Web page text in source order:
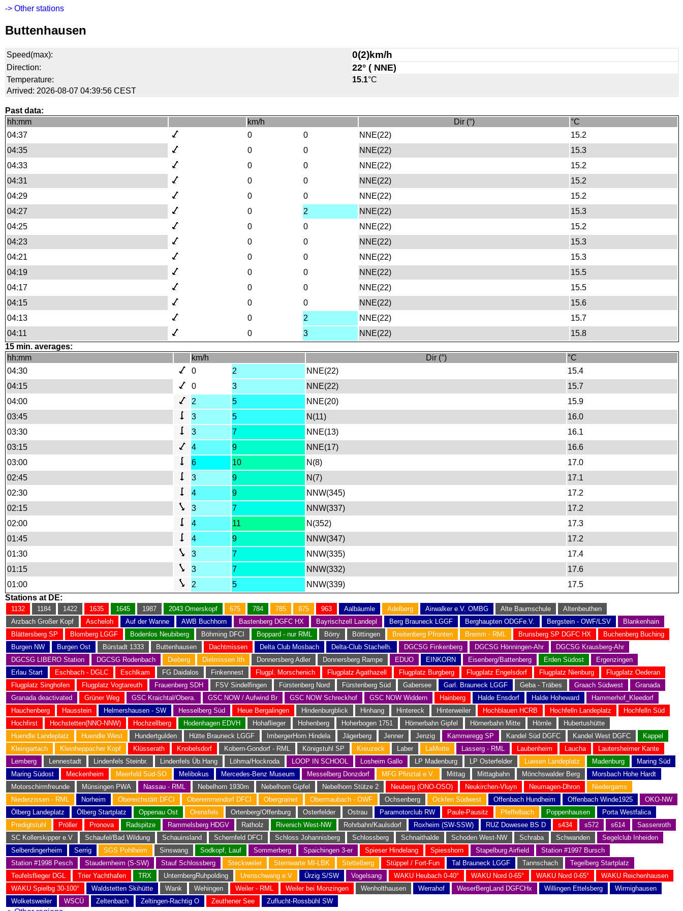
-> Other stations
Buttenhausen
Speed(max): 0(2)km/h
Direction: 22° ( NNE)
Temperature: 15.1°C
Arrived: 2026-08-07 04:39:56 CEST
Past data:
hh:mm
km/h Dir (°)
°C
04:37
0 0 NNE(22)
15.2
04:35
0 0 NNE(22)
15.3
04:33
0 0 NNE(22)
15.2
04:31
0 0 NNE(22)
15.2
04:29
0 0 NNE(22)
15.2
04:27
0 2 NNE(22)
15.3
04:25
0 0 NNE(22)
15.2
04:23
0 0 NNE(22)
15.3
04:21
0 0 NNE(22)
15.3
04:19
0 0 NNE(22)
15.5
04:17
0 0 NNE(22)
15.5
04:15
0 0 NNE(22)
15.6
04:13
0 2 NNE(22)
15.7
04:11
0 3 NNE(22)
15.8
15 min. averages:
hh:mm
km/h Dir (°)
°C
04:30
0 2 NNE(22)
15.4
04:15
0 3 NNE(22)
15.7
04:00
2 5 NNE(20)
15.9
03:45
3 5 N(11)
16.0
03:30
3 7 NNE(13)
16.1
03:15
4 9 NNE(17)
16.6
03:00
6 10 N(8)
17.0
02:45
3 9 N(7)
17.1
02:30
4 9 NNW(345)
17.2
02:15
3 7 NNW(337)
17.2
02:00
4 11 N(352)
17.3
01:45
4 9 NNW(347)
17.2
01:30
3 7 NNW(335)
17.4
01:15
3 7 NNW(332)
17.6
01:00
2 5 NNW(339)
17.5
Stations at DE:
1132 1184 1422 1635 1645 1987 2043 Omerskopf 675 784 785 875 963 Aalbäumle Adelberg Airwalker e.V. OMBG Alte Baumschule
Altenbeuthen
Arzbach Großer Kopf
Ascheloh Auf der Wanne AWB Buchhorn Bastenberg DGFC HX Bayrischzell Landepl Berg Brauneck LGGF Berghaupten ODGFe.V. Bergstein - OWF/LSV
Blankenhain
Blättersberg SP
Blomberg LGGF Bodenlos Neubiberg Böhming DFCI Boppard - nur RML Börry Böttingen Breitenberg Pfronten Bremm - RML Brunsberg SP DGFC HX
Buchenberg Buching
Burgen NW
Burgen Ost Bürstadt 1333 Buttenhausen Dachtmissen Delta Club Mosbach Delta-Club Stachelh. DGCSG Finkenberg DGCSG Hönningen-Ahr
DGCSG Krausberg-Ahr
DGCSG LIBERO Station
DGCSG Rodenbach Dieberg Dielmissen Ith Donnersberg Adler Donnersberg Rampe EDUO EINKORN Eisenberg/Battenberg Erden Südost
Ergenzingen
Erlau Start
Eschbach - DGLC Eschlkam FG Daidalos Finkennest Flugpl. Morschenich Flugplatz Agathazell Flugplatz Burgberg Flugplatz Engelsdorf Flugplatz Nienburg
Flugplatz Oederan
Flugplatz Singhofen
Flugplatz Vogtareuth Frauenberg SDH FSV Sindelfingen Fürstenberg Nord Fürstenberg Süd Gabersee Garl. Brauneck LGGF Geba - Träbes Graach Südwest
Granada
Granada deactivated
Grüner Weg GSC Kraichtal/Obera. GSC NOW / Aufwind Br GSC NOW Schreckhof GSC NOW Widdern Hainberg Halde Ensdorf Halde Hoheward
Hammerhof_Kleedorf
Hauchenberg
Hausstein Helmershausen - SW Hesselberg Süd Heue Bergalingen Hindenburgblick Hinhang Hintereck Hinterweiler Hochblauen HCRB Hochfelln Landeplatz
Hochfelln Süd
Hochfirst
Hochstetten(NNO-NNW) Hochzellberg Hodenhagen EDVH Hohaflieger Hohenberg Hoherbogen 1751 Hörnerbahn Gipfel Hörnerbahn Mitte Hörnle
Hubertushütte
Huendle Landeplatz
Huendle West Hundertgulden Hütte Brauneck LGGF ImbergerHorn Hindela Jägerberg Jenner Jenzig Kammeregg SP Kandel Süd DGFC Kandel West DGFC
Kappel
Kleingartach
Kleinheppacher Kopf Klüsserath Knobelsdorf Kobern-Gondorf - RML Königstuhl SP Kreuzeck Laber LaMotte Lasserg - RML Laubenheim Laucha
Lautersheimer Kante
Lemberg
Lennestadt Lindenfels Steinbr. Lindenfels Üb.Hang Löhma/Hockroda LOOP IN SCHOOL Losheim Gallo LP Madenburg LP Osterfelder Luesen Landeplatz Madenburg
Maring Süd
Maring Südost
Meckenheim Meerfeld Süd-SO Melibokus Mercedes-Benz Museum Messelberg Donzdorf MFG Pfinztal e.V. Mittag Mittagbahn Mönchswalder Berg
Morsbach Hohe Hardt
Motorschirmfreunde
Münsingen PWA Nassau - RML Nebelhorn 1930m Nebelhorn Gipfel Nebelhorn Stütze 2 Neuberg (ONO-OSO) Neukirchen-Vluyn Neumagen-Dhron
Niedergams
Niederzissen - RML
Norheim Obereichstätt DFCI Oberemmendorf DFCI Obergrainet Obermaubach - OWF Ochsenberg Ockfen Südwest Offenbach Hundheim Offenbach Winde1925
OKO-NW
Ölberg Landeplatz
Ölberg Startplatz Oppenau Ost Orensfels Ortenberg/Offenburg Osterfelder Ostrau Paramotorclub RW Paule-Pausitz Pfeffelbach Poppenhausen
Porta Westfalica
Predigtstuhl
Pröller Pronova Radspitze Rammelsberg HDGV Ratholz Rivenich West-NW Rohrbahn/Kaulsdorf Roxheim (SW-SSW) RUZ Dowesee BS D s434 s572 s614
Sassenroth
SC Kollerskipper e.V
Schaufel/Bad Wildung Schauinsland Schernfeld DFCI Schloss Johannisberg Schlossberg Schnaithalde Schoden West-NW Schraba Schwanden
Segelclub Inheiden
Selberdingerheim
Serrig SGS Pohlheim Sinswang Sodkopf, Lauf Sommerberg Spaichingen 3-er Spieser Hindelang Spiesshorn Stapelburg Airfield
Station #1997 Bursch
Station #1998 Pesch
Staudernheim (S-SW) Stauf Schlossberg Steckweiler Sternwarte MI-LBK Stettelberg Stüppel / Fort-Fun Tal Brauneck LGGF Tannschach
Tegelberg Startplatz
Teufelsflieger DGL
Trier Yachthafen TRX UnternbergRuhpolding Urenschwang e.V Ürzig S/SW Vogelsang WAKU Heubach 0-40° WAKU Nord 0-65° WAKU Nord 0-65°
WAKU Reichenhausen
WAKU Spielbg 30-100°
Waldstetten Skihütte Wank Wehingen Weiler - RML Weiler bei Monzingen Wenholthausen Werrahof WeserBergLand DGFCHx Willingen Ettelsberg
Wirmighausen
Wolketsweiler
WSCÜ Zeltenbach Zeltingen-Rachtig O Zeuthener See Zuflucht-Rossbühl SW